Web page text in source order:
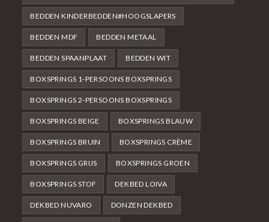
BEDDEN KINDERBEDDEN#HOOGSLAPERS
BEDDEN MDF BEDDEN METAAL
BEDDEN SPAANPLAAT BEDDEN WIT
BOXSPRINGS 1-PERSOONS BOXSPRINGS
BOXSPRINGS 2-PERSOONS BOXSPRINGS
BOXSPRINGS BEIGE BOXSPRINGS BLAUW
BOXSPRINGS BRUIN BOXSPRINGS CRÈME
BOXSPRINGS GRIJS BOXSPRINGS GROEN
BOXSPRINGS STOF DEKBED LOIVA
DEKBED NUVARO DONZEN DEKBED